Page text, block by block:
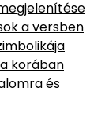
a versben
korában
és